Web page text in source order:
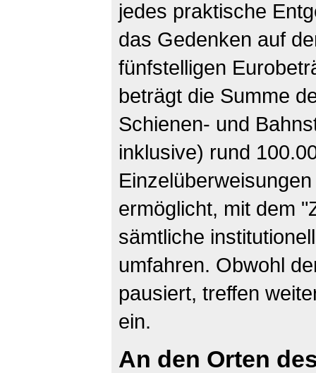
jedes praktische
das Gedenken auf
fünfstelligen
beträgt die Summe
Schienen- und
inklusive) rund
ermöglicht, mit dem
sämtliche
umfahren. Obwohl
pausiert, treffen
ein.
An den Orten